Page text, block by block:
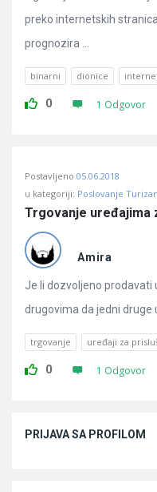
preko internetskih
prognozira ...
binarni dionice
0 1 Odgovor
Postavljeno 05.06.2018
u kategoriji: Poslovanje
Trgovanje uređajima
Amira
Je li dozvoljeno prodavati
drugovima da jedni druge
trgovanje uređaji za
0 1 Odgovor
PRIJAVA SA PROFILOM